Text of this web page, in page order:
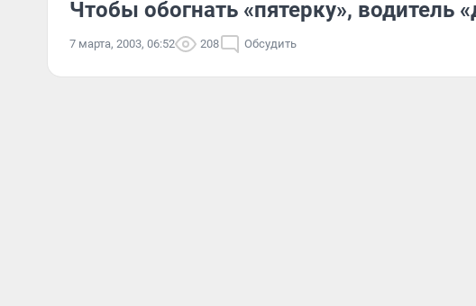
Чтобы обогнать «пятерку», водитель
7 марта, 2003, 06:52 208 Обсудить